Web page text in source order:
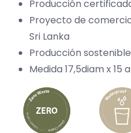
Producción
Proyecto de
Sri Lanka
Producción
Medida 17,5diam x 15